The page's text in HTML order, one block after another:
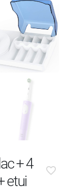
+ 4
etui
favorite_border